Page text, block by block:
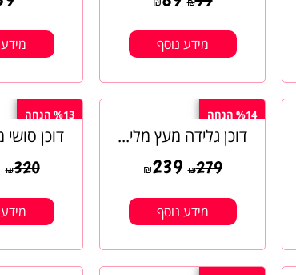
₪
מידע נוסף
%14 הנחה
דוכן גלידה מעץ מלי...
₪279
₪239
מידע נוסף
%13 הנחה
דוכן
₪320